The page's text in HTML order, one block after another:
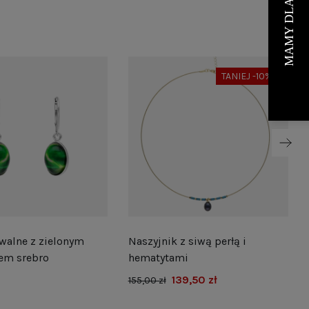
z zielonym
srebro
TANIEJ -10%
Naszyjnik z siwą perłą i
hematytami
155,00 zł 139,50 zł